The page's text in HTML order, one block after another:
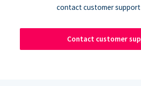
contact customer support
Contact customer